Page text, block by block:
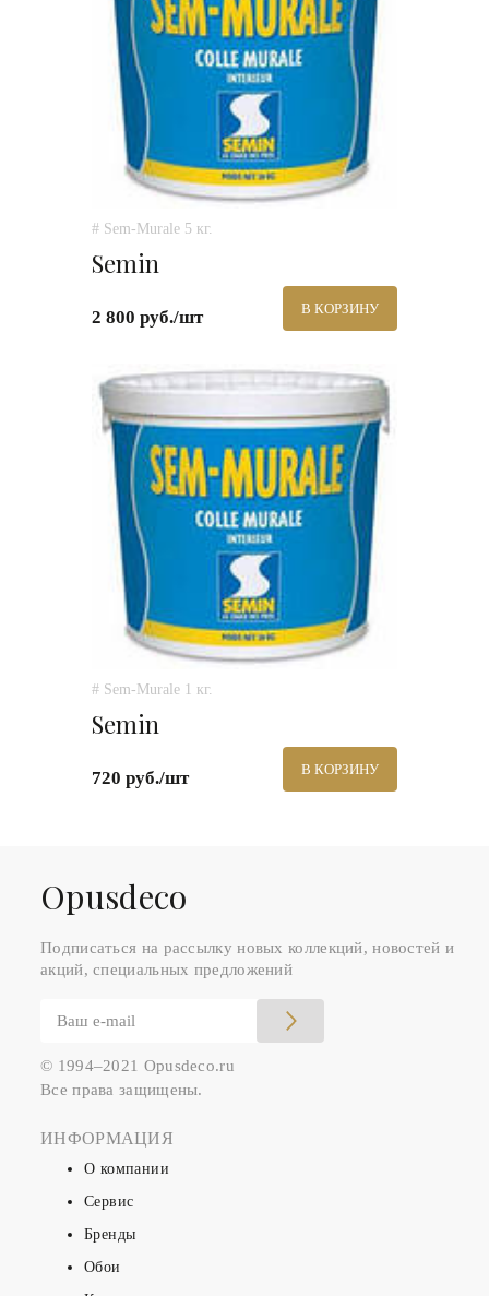
# Sem-Murale 5 кг.
Semin
2 800 руб./шт В КОРЗИНУ
# Sem-Murale 1 кг.
Semin
720 руб./шт В КОРЗИНУ
Оpusdeco
Подписаться на рассылку новых коллекций, новостей и
акций, специальных предложений
© 1994–2021 Opusdeco.ru
Все права защищены.
ИНФОРМАЦИЯ
О компании
Сервис
Бренды
Обои